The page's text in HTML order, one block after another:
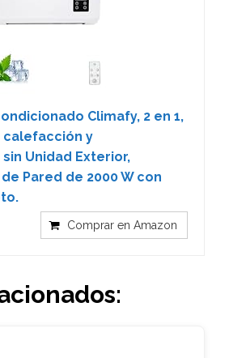
Climafy, 2 en 1,
calefacción y
Unidad Exterior,
Pared de 2000 W con
Comprar en Amazon